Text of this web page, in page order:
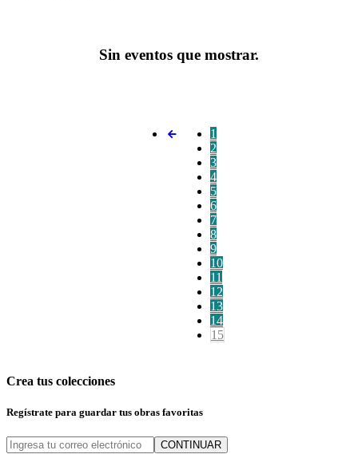
Sin eventos que mostrar.
1
2
3
4
5
6
7
8
9
10
11
12
13
14
15
Crea tus colecciones
Regístrate para guardar tus obras favoritas
CONTINUAR